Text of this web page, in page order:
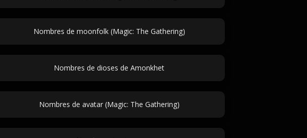
Nombres de moonfolk (Magic: The Gathering)
Nombres de dioses de Amonkhet
Nombres de avatar (Magic: The Gathering)